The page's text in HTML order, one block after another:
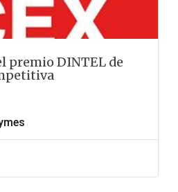
premio DINTEL de